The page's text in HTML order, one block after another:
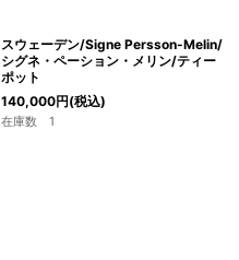
スウェーデン/Signe Persson-Melin/
シグネ・ペーション・メリン/ティー
ポット
140,000円(税込)
在庫数 1